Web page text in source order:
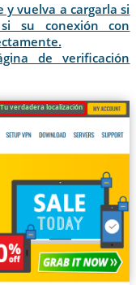
y vuelva a cargarla si
su conexión con
de verificación
verdadera localización está oculta!